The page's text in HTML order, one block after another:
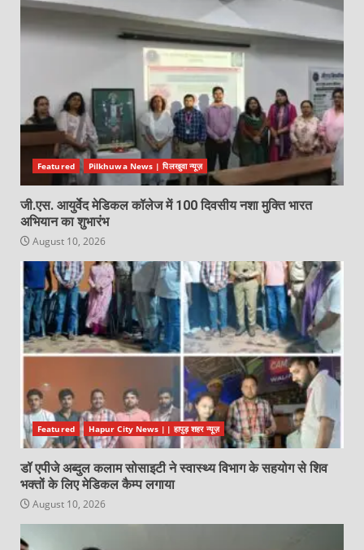
Featured Pilkhuwa News | पिलखुवा न्यूज़
जी.एस. आयुर्वेद मेडिकल कॉलेज में 100 दिवसीय नशा मुक्ति भारत
अभियान का शुभारंभ
August 10, 2026
Featured Hapur City News || हापुड़ शहर न्यूज़
डॉ एपीजे अब्दुल कलाम सोसाइटी ने स्वास्थ्य विभाग के सहयोग से शिव
भक्तों के लिए मेडिकल कैम्प लगाया
August 10, 2026